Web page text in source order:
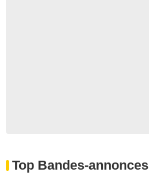
Top Bandes-annonces